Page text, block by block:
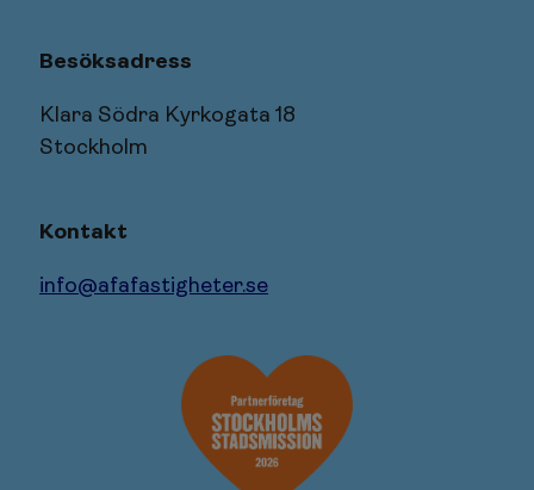
Besöksadress
Klara Södra Kyrkogata 18
Stockholm
Kontakt
info@afafastigheter.se